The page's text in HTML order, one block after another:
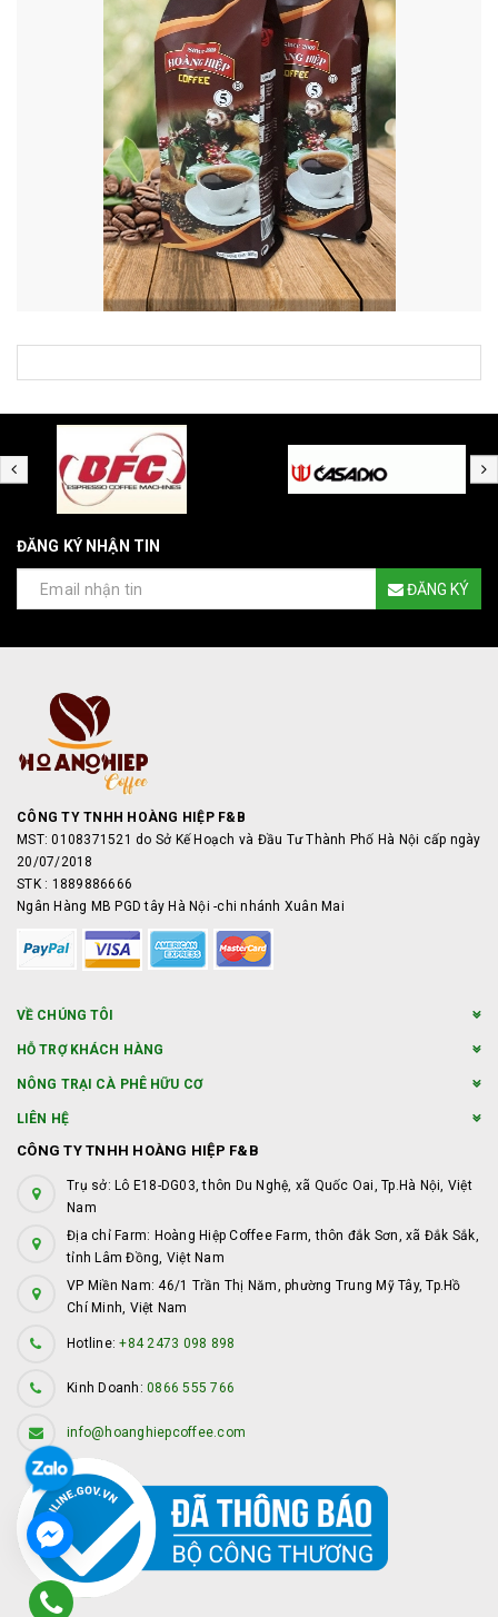
ĐĂNG KÝ NHẬN TIN
ĐĂNG KÝ
CÔNG TY TNHH HOÀNG HIỆP F&B
MST: 0108371521 do Sở Kế Hoạch và Đầu Tư Thành Phố Hà Nội cấp ngày
20/07/2018
STK : 1889886666
Ngân Hàng MB PGD tây Hà Nội -chi nhánh Xuân Mai
VỀ CHÚNG TÔI
HỖ TRỢ KHÁCH HÀNG
NÔNG TRẠI CÀ PHÊ HỮU CƠ
LIÊN HỆ
CÔNG TY TNHH HOÀNG HIỆP F&B
Trụ sở: Lô E18-DG03, thôn Du Nghệ, xã Quốc Oai, Tp.Hà Nội, Việt
Nam
Địa chỉ Farm: Hoàng Hiệp Coffee Farm, thôn đắk Sơn, xã Đắk Sắk,
tỉnh Lâm Đồng, Việt Nam
VP Miền Nam: 46/1 Trần Thị Năm, phường Trung Mỹ Tây, Tp.Hồ
Chí Minh, Việt Nam
Hotline:+84 2473 098 898
Kinh Doanh: 0866 555 766
info@hoanghiepcoffee.com